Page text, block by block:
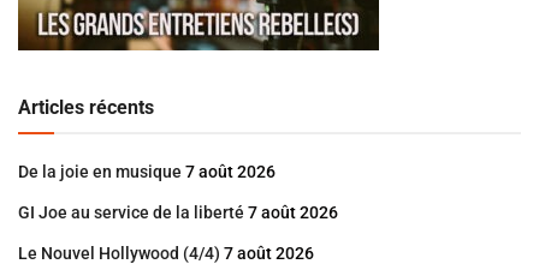
Articles récents
De la joie en musique 7 août 2026
GI Joe au service de la liberté 7 août 2026
Le Nouvel Hollywood (4/4) 7 août 2026